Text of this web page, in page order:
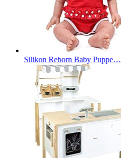
Silikon Reborn Baby Puppe…